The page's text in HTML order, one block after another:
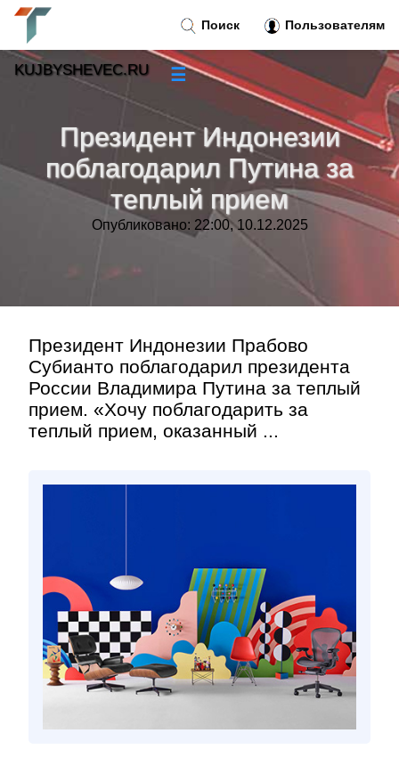
Президент Индонезии
поблагодарил Путина за
теплый прием
Опубликовано: 22:00, 10.12.2025
Президент Индонезии Прабово
Субианто поблагодарил президента
России Владимира Путина за теплый
прием. «Хочу поблагодарить за
теплый прием, оказанный ...
Поиск Пользователям
KUJBYSHEVEC.RU ☰
Новости»
Тренды новостей »
Рубрики»
Контакт»